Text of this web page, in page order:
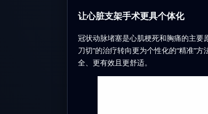
让心脏支架手术更具个体化
冠状动脉堵塞是心肌梗死和胸痛的主要
刀切”的治疗转向更为个性化的“精准”
全、更有效且更舒适。